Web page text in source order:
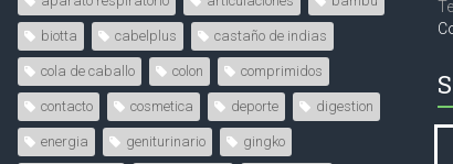
biotta cabelplus castaño de indias
cola de caballo colon comprimidos
contacto cosmetica deporte digestion
energia geniturinario gingko